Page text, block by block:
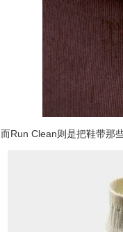
而Run Clean则是把鞋带那